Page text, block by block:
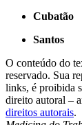
Cubatão
Santos
O conteúdo do
reservado. Sua
links, é proibida
direito autoral –
direitos autorais.